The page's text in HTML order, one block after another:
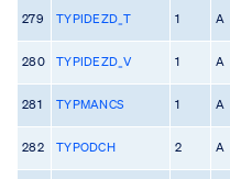
279 TYPIDEZD_T 1 A
280 TYPIDEZD_V 1 A
281 TYPMANCS 1 A
282 TYPODCH 2 A